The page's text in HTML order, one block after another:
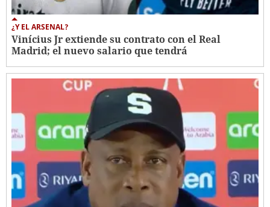
¿Y EL ARSENAL?
Vinícius Jr extiende su contrato con el Real
Madrid; el nuevo salario que tendrá